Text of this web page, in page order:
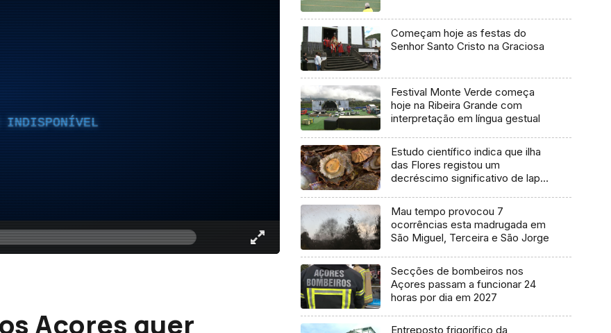
INDISPONÍVEL
Açores quer
Começam hoje as festas do
Senhor Santo Cristo na Graciosa
Festival Monte Verde começa
hoje na Ribeira Grande com
interpretação em língua gestual
Estudo científico indica que ilha
das Flores registou um
decréscimo significativo de lapa-
Mau tempo provocou 7
ocorrências esta madrugada em
São Miguel, Terceira e São Jorge
Secções de bombeiros nos
Açores passam a funcionar 24
horas por dia em 2027
Entreposto frigorífico da